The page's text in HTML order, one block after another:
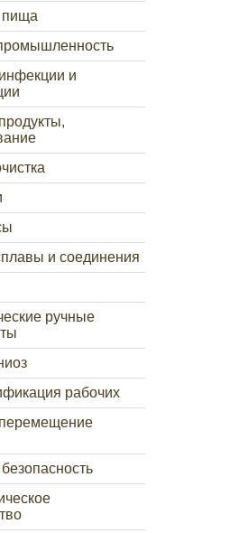
пища
и
и соединения
ручные
рабочих